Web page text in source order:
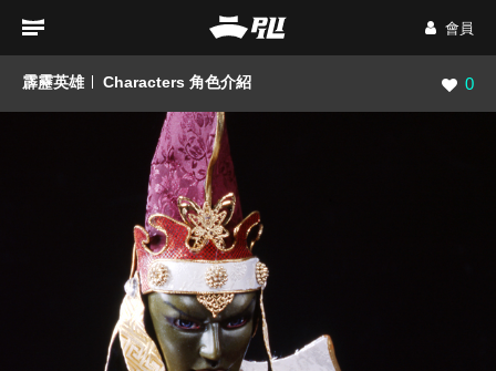
會員
霹靂英雄 Characters 角色介紹 瀏覽
0